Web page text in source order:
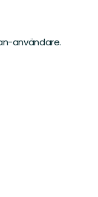
användare.